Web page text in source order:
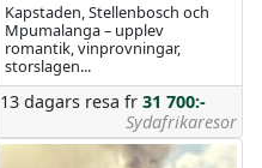
Kapstaden, Stellenbosch och
Mpumalanga – upplev
romantik, vinprovningar,
storslagen...
13 dagars resa fr 31 700:-
Sydafrikaresor